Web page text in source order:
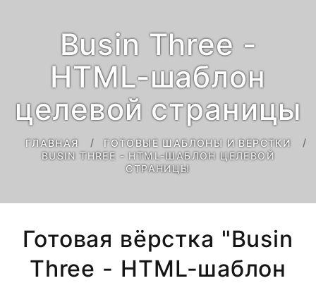
Busin Three -
HTML-шаблон
целевой страницы
ГЛАВНАЯ
ГОТОВЫЕ ШАБЛОНЫ И ВЕРСТКИ
BUSIN THREE - HTML-ШАБЛОН ЦЕЛЕВОЙ
СТРАНИЦЫ
Готовая вёрстка "Busin
Three - HTML-шаблон